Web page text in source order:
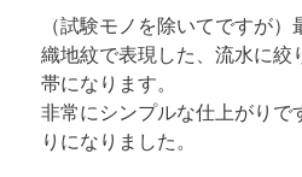
（試験モノを除いてですが）
織地紋で表現した、流水に絞
帯になります。
非常にシンプルな仕上がりで
りになりました。